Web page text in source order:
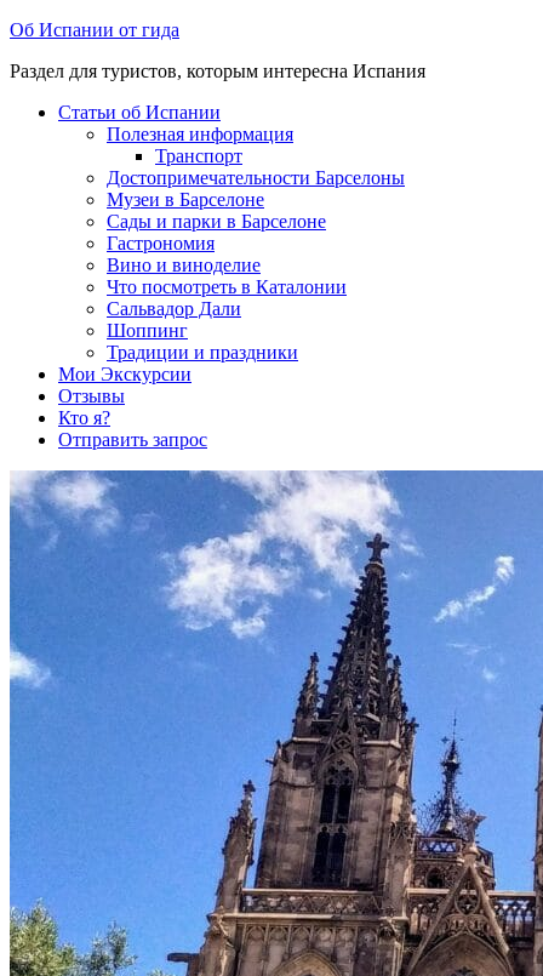
Перейти
содержимому
Об Испании от гида
Раздел для туристов, которым интересна Испания
Статьи об Испании
Полезная информация
Транспорт
Достопримечательности Барселоны
Музеи в Барселоне
Cады и парки в Барселоне
Гастрономия
Вино и виноделие
Что посмотреть в Каталонии
Сальвадор Дали
Шоппинг
Традиции и праздники
Мои Экскурсии
Отзывы
Кто я?
Отправить запрос